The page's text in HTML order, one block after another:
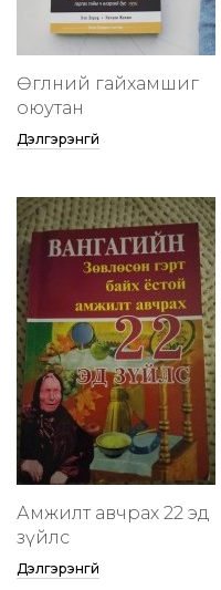
Өглөөний гайхамшиг
оюутан
Дэлгэрэнгүй
Амжилт авчрах 22 эд
зүйлс
Дэлгэрэнгүй